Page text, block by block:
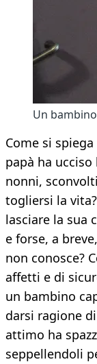
Un
Come si
papà ha ucciso
nonni,
togliersi la
lasciare la sua
e forse, a
non conosce?
affetti e di
un bambino
darsi ragione
attimo ha
seppellendoli